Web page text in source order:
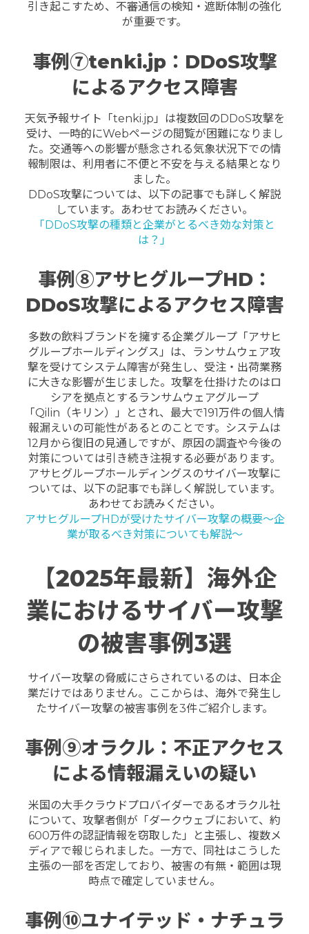
引き起こすため、不審通信の検知・遮断体制の強化
が重要です。
事例⑦tenki.jp：DDoS攻撃
によるアクセス障害
天気予報サイト「tenki.jp」は複数回のDDoS攻撃を
受け、一時的にWebページの閲覧が困難になりまし
た。交通等への影響が懸念される気象状況下での情
報制限は、利用者に不便と不安を与える結果となり
ました。
DDoS攻撃については、以下の記事でも詳しく解説
しています。あわせてお読みください。
「DDoS攻撃の種類と企業がとるべき効な対策と
は？」
事例⑧アサヒグループHD：
DDoS攻撃によるアクセス障害
多数の飲料ブランドを擁する企業グループ「アサヒ
グループホールディングス」は、ランサムウェア攻
撃を受けてシステム障害が発生し、受注・出荷業務
に大きな影響が生じました。攻撃を仕掛けたのはロ
シアを拠点とするランサムウェアグループ
「Qilin（キリン）」とされ、最大で191万件の個人情
報漏えいの可能性があるとのことです。システムは
12月から復旧の見通しですが、原因の調査や今後の
対策については引き続き注視する必要があります。
アサヒグループホールディングスのサイバー攻撃に
ついては、以下の記事でも詳しく解説しています。
あわせてお読みください。
アサヒグループHDが受けたサイバー攻撃の概要～企
業が取るべき対策についても解説～
【2025年最新】海外企
業におけるサイバー攻撃
の被害事例3選
サイバー攻撃の脅威にさらされているのは、日本企
業だけではありません。ここからは、海外で発生し
たサイバー攻撃の被害事例を3件ご紹介します。
事例⑨オラクル：不正アクセス
による情報漏えいの疑い
米国の大手クラウドプロバイダーであるオラクル社
について、攻撃者側が「ダークウェブにおいて、約
600万件の認証情報を窃取した」と主張し、複数メ
ディアで報じられました。 一方で、同社はこうした
主張の一部を否定しており、被害の有無・範囲は現
時点で確定していません。
事例⑩ユナイテッド・ナチュラ